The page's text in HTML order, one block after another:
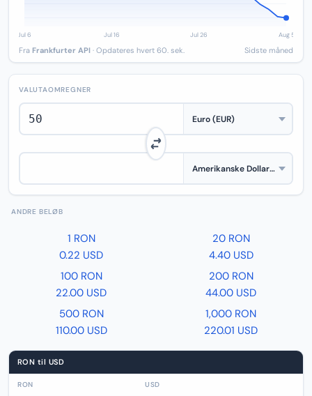
Fra Frankfurter API · Opdateres hvert 60. sek. Sidste måned
VALUTAOMREGNER
ANDRE BELØB
1 RON
0.22 USD
20 RON
4.40 USD
100 RON
22.00 USD
200 RON
44.00 USD
500 RON
110.00 USD
1,000 RON
220.01 USD
RON til USD
RON USD